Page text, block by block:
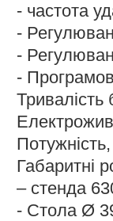
- частота
-
-
-
Тривалість
Габаритні
– стенда
- Стола Ø